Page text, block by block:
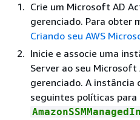
Crie um Microsoft AD
gerenciado. Para obter
Criando seu AWS
Inicie e associe uma
Server ao seu Microsoft
gerenciado. A instância
seguintes políticas para